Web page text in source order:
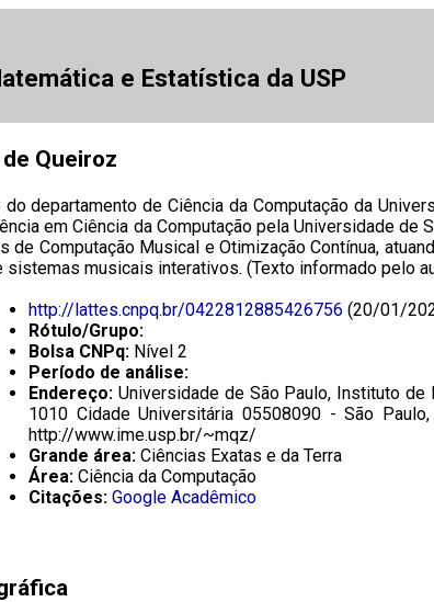
e Estatística da USP
Queiroz
departamento de Ciência da Computação da
em Ciência da Computação pela Universidade
de Computação Musical e Otimização Contínua,
sistemas musicais interativos. (Texto informado pelo
http://lattes.cnpq.br/0422812885426756 (20/01/
Rótulo/Grupo:
Bolsa CNPq:Nível 2
Período de análise:
Endereço:Universidade de São Paulo, Instituto de
1010 Cidade Universitária 05508090 - São
http://www.ime.usp.br/~mqz/
Grande área:Ciências Exatas e da Terra
Área:Ciência da Computação
Citações: Google Acadêmico